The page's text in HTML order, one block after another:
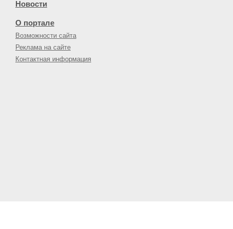
Новости
О портале
Возможности сайта
Реклама на сайте
Контактная информация